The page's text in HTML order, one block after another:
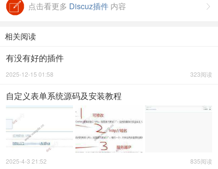

点击看更多 Discuz插件 内容
相关阅读
有没有好的插件
323阅读
2025-12-15 01:58
自定义表单系统源码及安装教程
835阅读
2025-4-3 21:52